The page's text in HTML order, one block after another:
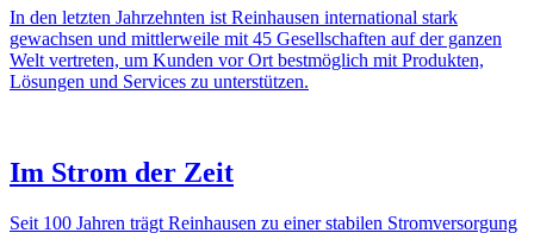
In den letzten Jahr­zehnten ist Rein­hausen inter­na­tional stark
gewachsen und mitt­ler­weile mit 45 Gesell­schaften auf der ganzen
Welt vertreten, um Kunden vor Ort best­mög­lich mit Produkten,
Lösungen und Services zu unter­stützen.
Im Strom der Zeit
Seit 100 Jahren trägt Rein­hausen zu einer stabilen Strom­ver­sor­gung